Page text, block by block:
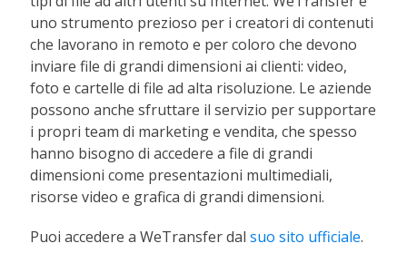
uno strumento prezioso per i creatori di contenuti
che lavorano in remoto e per coloro che devono
inviare file di grandi dimensioni ai clienti: video,
foto e cartelle di file ad alta risoluzione. Le aziende
possono anche sfruttare il servizio per supportare
i propri team di marketing e vendita, che spesso
hanno bisogno di accedere a file di grandi
dimensioni come presentazioni multimediali,
risorse video e grafica di grandi dimensioni.
Puoi accedere a WeTransfer dalsuo sito ufficiale.